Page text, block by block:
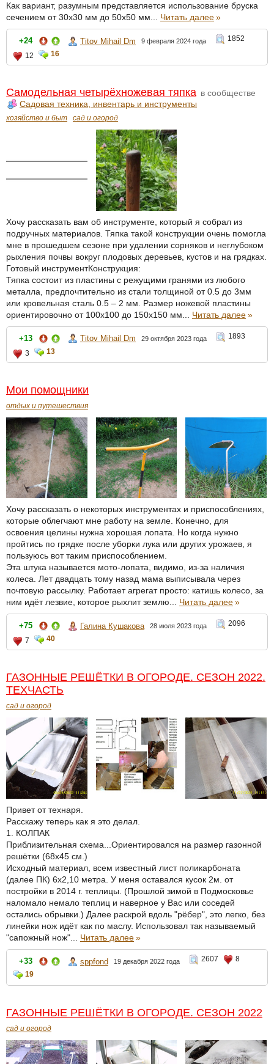
Как вариант, разумным представляется использование бруска
сечением от 30х30 мм до 50х50 мм... Читать далее»
+24 Titov Mihail Dm 9 февраля 2024 года
1852
12
16
Самодельная четырёхножевая тяпка в сообществе
Садовая техника, инвентарь и инструменты
хозяйство и быт сад и огород
Хочу рассказать вам об инструменте, который я собрал из
подручных материалов. Тяпка такой конструкции очень помогла
мне в прошедшем сезоне при удалении сорняков и неглубоком
рыхления почвы вокруг плодовых деревьев, кустов и на грядках.
Готовый инструментКонструкция:
Тяпка состоит из пластины с режущими гранями из любого
металла, предпочтительно из стали толщиной от 0.5 до 3мм
или кровельная сталь 0.5 – 2 мм. Размер ножевой пластины
ориентировочно от 100х100 до 150х150 мм... Читать далее»
+13 Titov Mihail Dm 29 октября 2023 года
1893
3
13
Мои помощники
отдых и путешествия
Хочу рассказать о некоторых инструментах и приспособлениях,
которые облегчают мне работу на земле. Конечно, для
освоения целины нужна хорошая лопата. Но когда нужно
пройтись по грядке после уборки лука или других урожаев, я
пользуюсь вот таким приспособлением.
Эта штука называется мото-лопата, видимо, из-за наличия
колеса. Лет двадцать тому назад мама выписывала через
почтовую рассылку. Работает агрегат просто: катишь колесо, за
ним идёт лезвие, которое рыхлит землю... Читать далее»
+75 Галина Кушакова 28 июля 2023 года
2096
7
40
ГАЗОННЫЕ РЕШЁТКИ В ОГОРОДЕ. СЕЗОН 2022.
ТЕХЧАСТЬ
сад и огород
Привет от технаря.
Расскажу теперь как я это делал.
1. КОЛПАК
Приблизительная схема...Ориентировался на размер газонной
решётки (68х45 см.)
Исходный материал, всем известный лист поликарбоната
(далее ПК) 6х2,10 метра. У меня оставался кусок 2м. от
постройки в 2014 г. теплицы. (Прошлой зимой в Подмосковье
наломало немало теплиц и наверное у Вас или соседей
остались обрывки.) Далее раскрой вдоль "рёбер", это легко, без
линейки нож идёт как по маслу. Использовал так называемый
"сапожный нож"... Читать далее»
+33 sppfond 19 декабря 2022 года 2607
8
19
ГАЗОННЫЕ РЕШЁТКИ В ОГОРОДЕ. СЕЗОН 2022
сад и огород